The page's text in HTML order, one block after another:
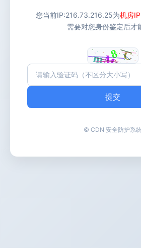
您当前IP:216.73.216.25为机房IP
需要对您身份鉴定后才
提交
© CDN 安全防护系